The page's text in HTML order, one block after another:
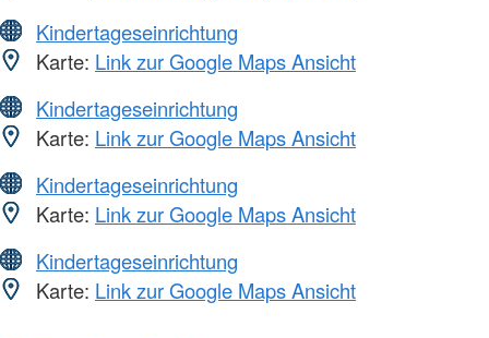
Kindertageseinrichtung
Karte: Link zur Google Maps Ansicht
Kindertageseinrichtung
Karte: Link zur Google Maps Ansicht
Kindertageseinrichtung
Karte: Link zur Google Maps Ansicht
Kindertageseinrichtung
Karte: Link zur Google Maps Ansicht